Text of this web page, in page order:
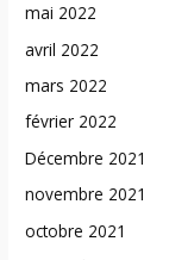
mai 2022
avril 2022
mars 2022
février 2022
Décembre 2021
novembre 2021
octobre 2021